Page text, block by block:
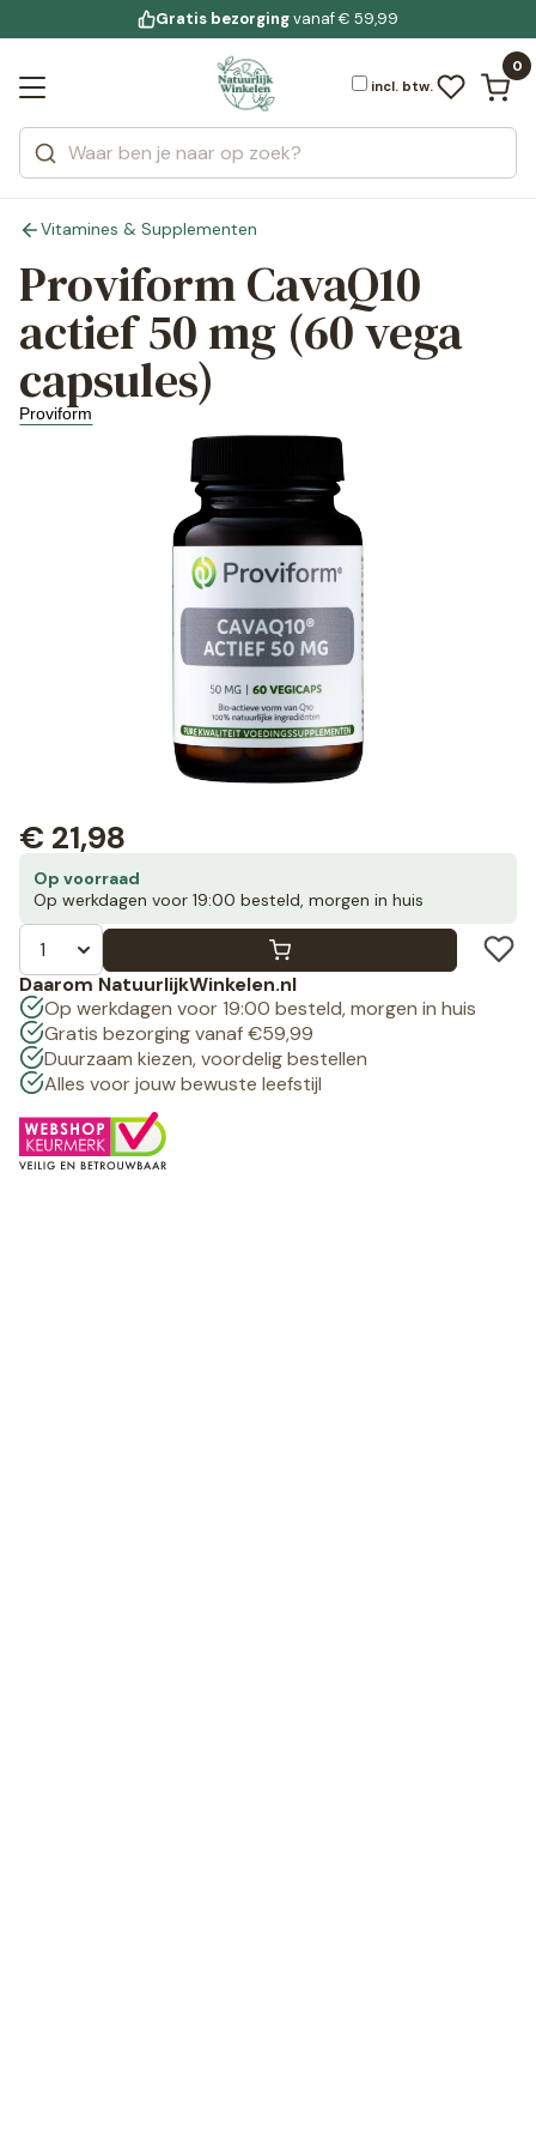
Jouw bewuste leefstijl
voor 19:00 uur besteld
Gratis bezorgingvanaf € 59,99
incl. btw.
0
Zoeken
Categorieën
Merken
Bekijk alle resultaten
Vitamines & Supplementen
Proviform CavaQ10
actief 50 mg (60 vega
capsules)
Proviform
Op voorraad
Op werkdagen voor 19:00 besteld, morgen in huis
€ 21,98
Daarom NatuurlijkWinkelen.nl
Op werkdagen voor 19:00 besteld, morgen in huis
Gratis bezorging vanaf €59,99
Duurzaam kiezen, voordelig bestellen
Alles voor jouw bewuste leefstijl